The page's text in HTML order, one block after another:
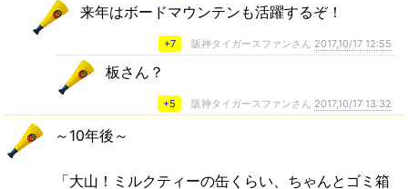
来年はボードマウンテンも活躍するぞ！
+7 阪神タイガースファンさん 2017,10/17 12:55
板さん？
+5 阪神タイガースファンさん 2017,10/17 13:32
～10年後～
「大山！ミルクティーの缶くらい、ちゃんとゴミ箱